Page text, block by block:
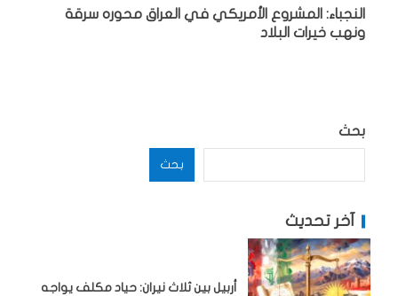
النجباء: المشروع الأمريكي في العراق محوره سرقة
ونهب خيرات البلاد
بحث
بحث
آخر تحديث
أربيل بين ثلاث نيران: حياد مكلف يواجه